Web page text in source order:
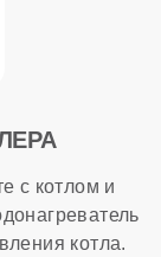
с котлом и
котла.